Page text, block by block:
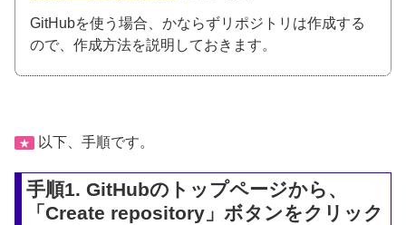
GitHubを使う場合、かならずリポジトリは作成する
ので、作成方法を説明しておきます。
★ 以下、手順です。
手順1. GitHubのトップページから、
「Create repository」ボタンをクリック